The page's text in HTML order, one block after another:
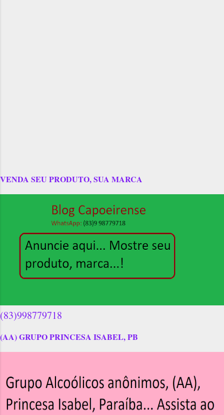
VENDA SEU PRODUTO, SUA MARCA
(83)998779718
(AA) GRUPO PRINCESA ISABEL, PB